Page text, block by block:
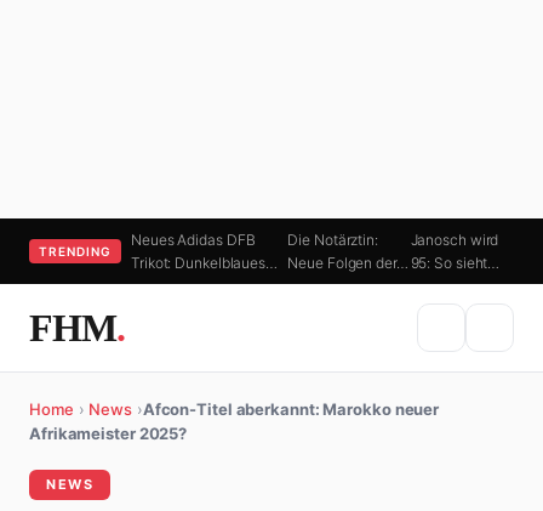
TRENDING
Neues Adidas DFB
Trikot: Dunkelblaues…
Die Notärztin:
Neue Folgen der…
Janosch wird
95: So sieht…
FHM.
Home › News ›Afcon-Titel aberkannt: Marokko neuer
Afrikameister 2025?
NEWS